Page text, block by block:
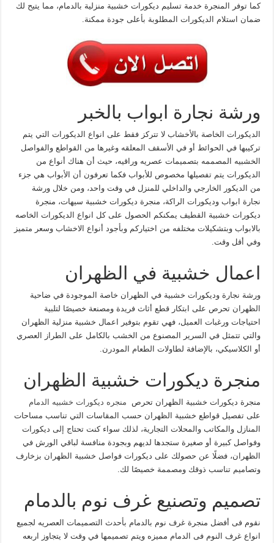
كما توفر المنجرة خدمة تسليم ديكورات خشبية منزلية بالدمام، مما يتيح لك
ضمان استلام الديكورات المطلوبة بأعلى جودة ممكنة.
ورشة نجارة ابواب بالخبر
الديكورات الخاصة بالأخشاب لا تتركز فقط على انواع الديكورات التي يتم
تركيبها في الحوائط أو في الأسقف المعلقه وغيرها من القواطع والفواصل
الخشبيه المصممه بتصميمات عصريه وراقيه، حيث أن هناك أنواع من
الديكورات يتم تفصيلها مخصوص للأبواب فكما تعرفون أن الأبواب هي جزء
من الديكور الخارجي والداخلي للمنزل في وقت واحد، ومن خلال ورشة
نجارة ابواب وديكورات الراكة، منجرة ديكورات خشبية سيهات، منجرة
ديكورات خشبية القطيف يمكنكم الحصول على كل انواع الديكورات الخاصه
بالابواب وبتشكيلات مختلفه من اختياركم وبأجود أنواع الاخشاب وسعر متميز
وفي أقل وقت.
اعمال خشبية في الظهران
ورشة نجارة وديكورات خشبية في الظهران خاصة الموجودة في ضاحية
الظهران تحرص على ابتكار قطع أثاث فريدة ومصنعة خصيصًا لتلبية
احتياجات ورغبات العميل، فهي تقوم بتوفير اعمال خشبية منزلية الظهران
والتي تتمثل في السرير المصنوع من الخشب بالكامل على الطراز العصري
أو الكلاسيكي، بالإضافة لطاولات الطعام المودرن.
منجرة ديكورات خشبية الظهران
منجرة ديكورات خشبية الظهران تحرص منجره ديكورات خشبيه الدمام
على تفصيل قواطع خشبية الظهران حسب المقاسات التي تناسب مساحات
المنازل والمكاتب والمحلات التجارية، لذلك سواء كنت تحتاج إلى ديكورات
وفواصل كبيرة أو صغيرة ستجدها لديهم وبجودة منافسة لباقي الورش في
الظهران، فضلًا عن حصولك على ديكورات فواصل خشبية الظهران بزخارف
وتصاميم تناسب ذوقك ومصممة خصيصًا لك.
تصميم وتصنيع غرف نوم بالدمام
نقوم فى أفضل منجرة غرف نوم بالدمام بأحدث التصميمات العصريه لجميع
انواع غرف النوم فى الدمام مميزه ويتم تصميمها في وقت لا يتجاوز اربعه